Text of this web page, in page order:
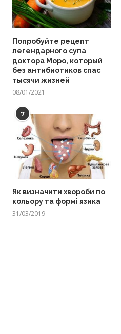
Попробуйте рецепт
легендарного супа
доктора Моро, который
без антибиотиков спас
тысячи жизней
08/01/2021
7
Як визначити хвороби по
кольору та формі язика
31/03/2019